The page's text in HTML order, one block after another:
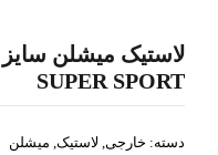
SUPER SPORT
دسته: خارجی, لاستیک, میشلن